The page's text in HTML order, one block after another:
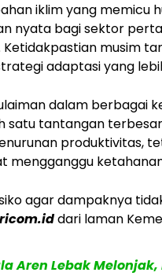
iklim yang memicu
nyata bagi sektor
musim
adaptasi yang
dalam berbagai
tantangan
produktivitas,
mengganggu
agar dampaknya
dari laman
Aren Lebak